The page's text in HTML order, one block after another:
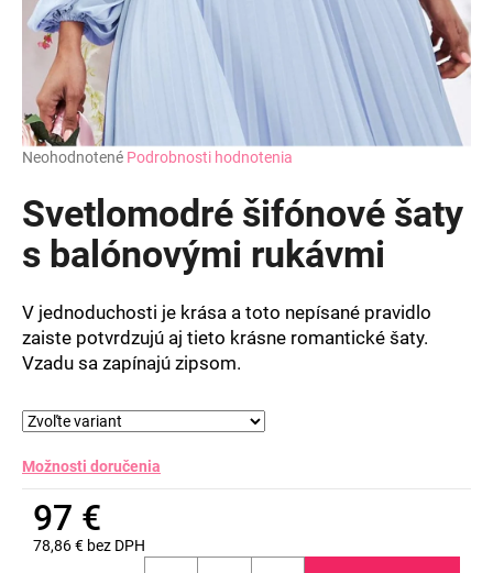
Priemerné
produktu
je
z
hviezdičiek.
Neohodnotené Podrobnosti hodnotenia
Svetlomodré šifónové šaty
s balónovými rukávmi
V jednoduchosti je krása a toto nepísané pravidlo
zaiste potvrdzujú aj tieto krásne romantické šaty.
Vzadu sa zapínajú zipsom.
Možnosti doručenia
97 €
78,86 € bez DPH